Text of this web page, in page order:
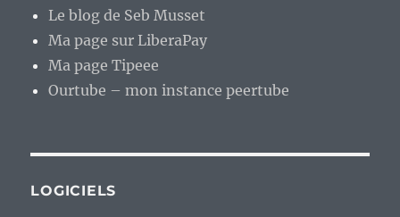
Le blog de Seb Musset
Ma page sur LiberaPay
Ma page Tipeee
Ourtube – mon instance peertube
LOGICIELS